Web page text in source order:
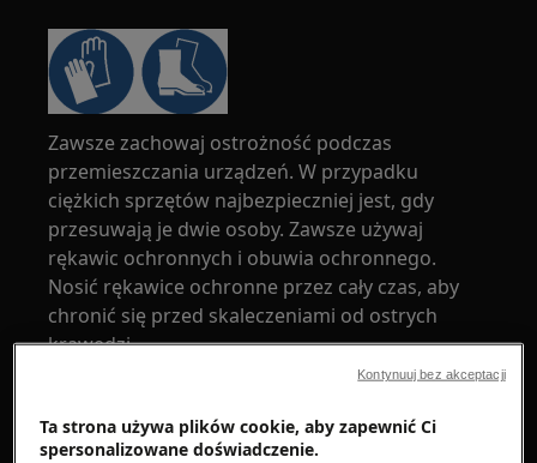
Zawsze zachowaj ostrożność podczas
przemieszczania urządzeń. W przypadku
ciężkich sprzętów najbezpieczniej jest, gdy
przesuwają je dwie osoby. Zawsze używaj
rękawic ochronnych i obuwia ochronnego.
Nosić rękawice ochronne przez cały czas, aby
chronić się przed skaleczeniami od ostrych
krawędzi.
Ta strona używa plików cookie, aby zapewnić Ci
spersonalizowane doświadczenie.
Kontynuuj bez akceptacji